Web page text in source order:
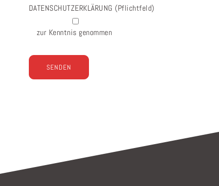
DATENSCHUTZERKLÄRUNG (Pflichtfeld)
zur Kenntnis genommen